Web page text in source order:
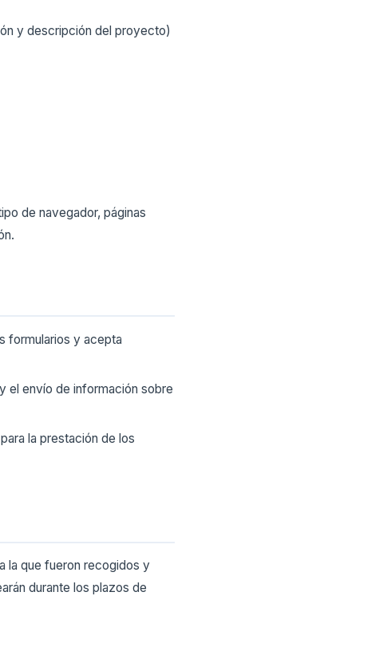
y descripción del proyecto)
de navegador, páginas
formularios y acepta
el envío de información sobre
la prestación de los
la que fueron recogidos y
durante los plazos de